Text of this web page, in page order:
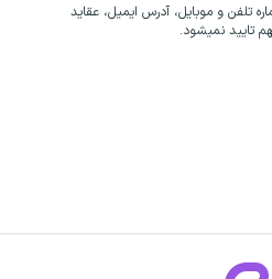
تلفن و موبایل، آدرس ایمیل، عقاید
تایید نمیشود.